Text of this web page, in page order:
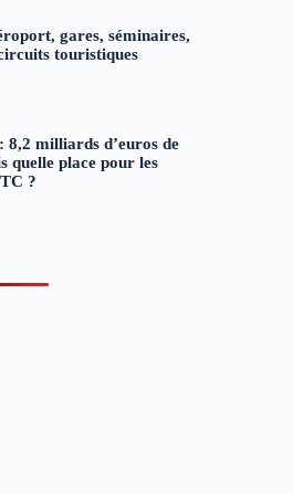
gares, séminaires,
touristiques
8,2 milliards d’euros de
quelle place pour les
?